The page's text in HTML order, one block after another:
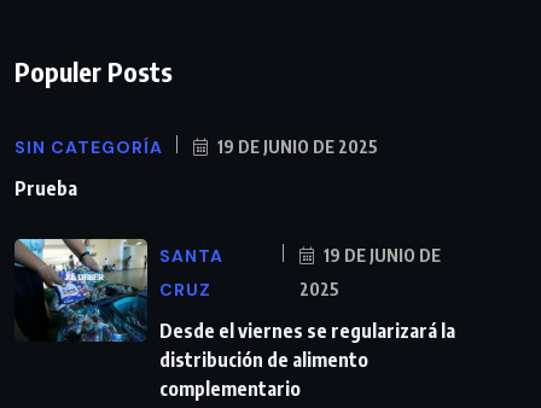
Populer Posts
SIN CATEGORÍA 19 DE JUNIO DE 2025
Prueba
SANTA
CRUZ
19 DE JUNIO DE
2025
Desde el viernes se regularizará la
distribución de alimento
complementario